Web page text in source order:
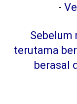
-
terutama
berasal